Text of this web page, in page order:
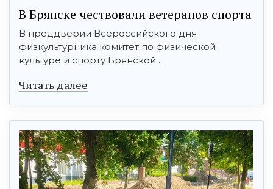
В Брянске чествовали ветеранов спорта
В преддверии Всероссийского дня
физкультурника комитет по физической
культуре и спорту Брянской ...
Читать далее